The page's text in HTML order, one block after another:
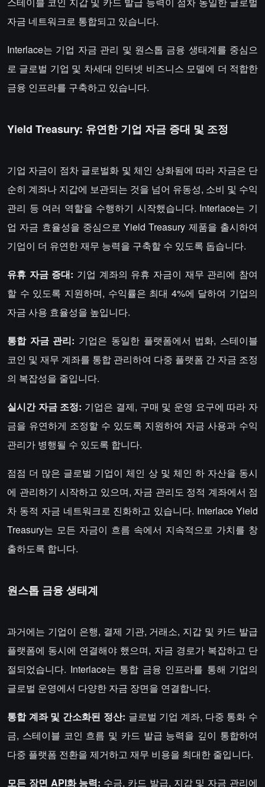
자금 네트워크로 통합되고 있습니다.
Interlace는 기업 자금 관리 및 원스톱 금융 생태계를 중심으
로 글로벌 기업 및 차세대 인터넷 비즈니스 모델에 더 적합한
금융 인프라를 구축하고 있습니다.
Yield Treasury: 유연한 기업 자금 증대 및 조정
기업 자금이 점차 글로벌화 및 체인 상화됨에 따라 자금은 단
순히 계좌나 지갑에 보관되는 것을 넘어 유동성, 소비 및 수익
관리 등 여러 역할을 수행하기 시작했습니다. Interlace는 기
업 자금 효율성을 중심으로 Yield Treasury 제품을 출시하여
기업이 더 유연한 재무 능력을 구축할 수 있도록 돕습니다.
유휴 자금 증대: 기업 계좌의 유휴 자금이 재무 관리에 참여
할 수 있도록 지원하며, 수익률은 최대 4%에 달하여 기업의
자금 사용 효율성을 높입니다.
통합 자금 관리: 기업은 동일한 플랫폼에서 법화, 스테이블
코인 및 재무 계좌를 통합 관리하여 다중 플랫폼 간 자금 조정
의 복잡성을 줄입니다.
실시간 자금 조정: 기업은 결제, 구매 및 운영 요구에 따라 자
금을 유연하게 조정할 수 있도록 지원하여 자금 사용과 수익
관리가 병행될 수 있도록 합니다.
점점 더 많은 글로벌 기업이 체인 상 및 체인 하 자산을 동시
에 관리하기 시작하고 있으며, 자금 관리도 정적 계좌에서 점
차 동적 자금 네트워크로 진화하고 있습니다. Interlace Yield
Treasury는 모든 자금이 흐름 속에서 지속적으로 가치를 창
출하도록 합니다.
원스톱 금융 생태계
과거에는 기업이 은행, 결제 기관, 거래소, 지갑 및 카드 발급
플랫폼에 동시에 연결해야 했으며, 자금 경로가 복잡하고 단
절되었습니다. Interlace는 통합 금융 인프라를 통해 기업의
글로벌 운영에서 다양한 자금 장면을 연결합니다.
통합 계좌 및 간소화된 정산: 글로벌 기업 계좌, 다중 통화 수
금, 스테이블 코인 흐름 및 카드 발급 능력을 깊이 통합하여
다중 플랫폼 전환을 제거하고 재무 비용을 최대한 줄입니다.
모든 장면 API화 능력: 수금, 카드 발급, 지갑 및 자금 관리에